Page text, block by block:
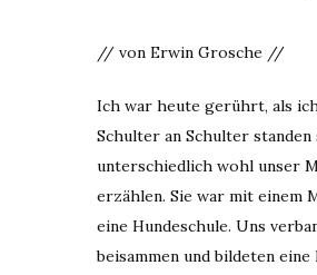
// von Erwin Grosche //
Ich war heute gerührt, als
Schulter an Schulter
unterschiedlich wohl unser
erzählen. Sie war mit einem
eine Hundeschule. Uns
beisammen und bildeten